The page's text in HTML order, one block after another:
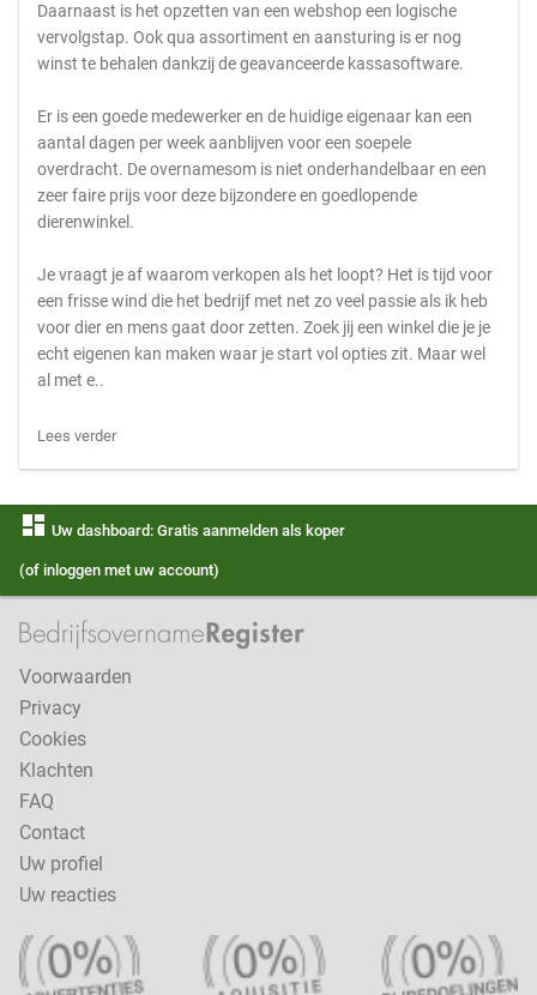
Daarnaast is het opzetten van een webshop een logische
vervolgstap. Ook qua assortiment en aansturing is er nog
winst te behalen dankzij de geavanceerde kassasoftware.
Er is een goede medewerker en de huidige eigenaar kan een
aantal dagen per week aanblijven voor een soepele
overdracht. De overnamesom is niet onderhandelbaar en een
zeer faire prijs voor deze bijzondere en goedlopende
dierenwinkel.
Je vraagt je af waarom verkopen als het loopt? Het is tijd voor
een frisse wind die het bedrijf met net zo veel passie als ik heb
voor dier en mens gaat door zetten. Zoek jij een winkel die je je
echt eigenen kan maken waar je start vol opties zit. Maar wel
al met e..
Lees verder
dashboard Uw dashboard: Gratis aanmelden als koper
(of inloggen met uw account)
Voorwaarden
Privacy
Cookies
Klachten
FAQ
Contact
Uw profiel
Uw reacties